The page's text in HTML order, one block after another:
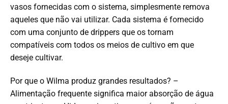
vasos fornecidas com o sistema, simplesmente remova
aqueles que não vai utilizar. Cada sistema é fornecido
com uma conjunto de drippers que os tornam
compatíveis com todos os meios de cultivo em que
deseje cultivar.
Por que o Wilma produz grandes resultados? –
Alimentação frequente significa maior absorção de água